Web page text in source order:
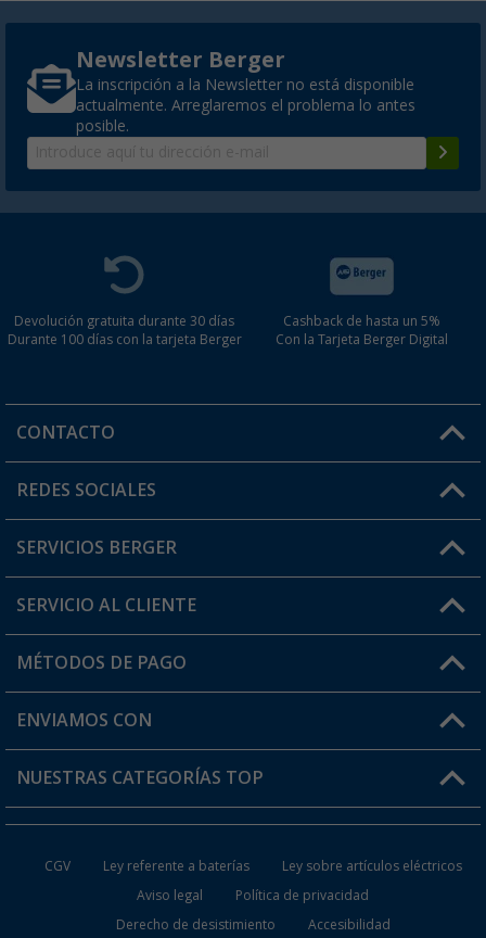
Newsletter Berger
La inscripción a la Newsletter no está disponible
actualmente. Arreglaremos el problema lo antes
posible.
Devolución gratuita durante 30 días
Durante 100 días con la tarjeta Berger
Cashback de hasta un 5%
Con la Tarjeta Berger Digital
CONTACTO
Horario de atención al cliente:
¿Tienes alguna duda?
REDES SOCIALES
SERVICIOS BERGER
Conviértete en distribuidor
Mi cuenta
Tarjeta Berger Digital
SERVICIO AL CLIENTE
FAQ y Contacto
Información de envío
¿Dónde está mi pedido?
MÉTODOS DE PAGO
ENVIAMOS CON
NUESTRAS CATEGORÍAS TOP
Muebles de Camping
CGV Ley referente a baterías
Ley sobre artículos eléctricos
Aviso legal
Política de privacidad
Derecho de desistimiento
Accesibilidad